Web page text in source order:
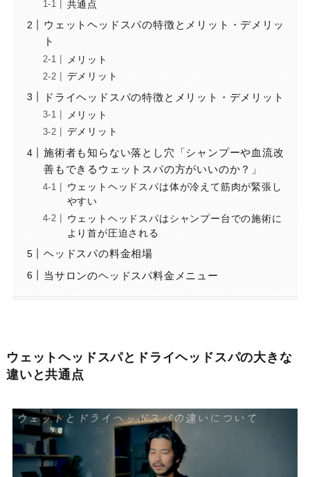
共通点
ウェットヘッドスパの特徴とメリット・デメリッ
ト
メリット
デメリット
ドライヘッドスパの特徴とメリット・デメリット
メリット
デメリット
施術者も知らない落とし穴「シャンプーや血流改
善もできるウェットスパの方がいいのか？」
ウェットヘッドスパは体が冷えて筋肉が緊張し
やすい
ウェットヘッドスパはシャンプー台での施術に
より首が圧迫される
ヘッドスパの料金相場
当サロンのヘッドスパ料金メニュー
ウェットヘッドスパとドライヘッドスパの大きな
違いと共通点